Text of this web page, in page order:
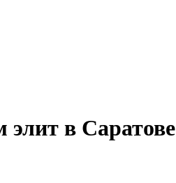
элит в Саратове